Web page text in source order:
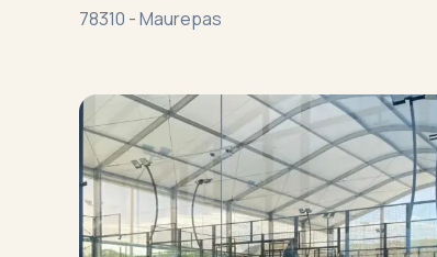
78310 -Maurepas